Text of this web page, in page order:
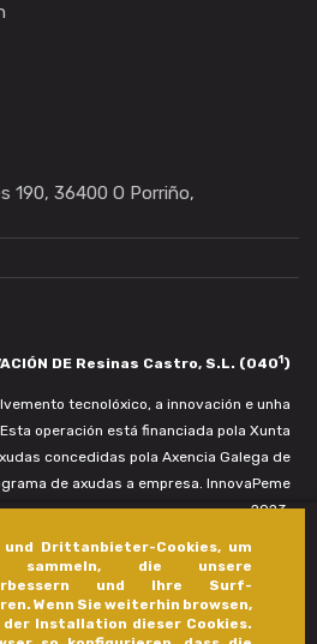
und Drittanbieter-Cookies, um
sammeln, die unsere
und Ihre Surf-
Wenn Sie weiterhin browsen,
Installation dieser Cookies.
190, 36400 O Porriño,
DE Resinas Castro, S.L. (0401)
tecnolóxico, a innovación e unha
operación está financiada pola Xunta
concedidas pola Axencia Galega de
de axudas a empresa. InnovaPeme
2023.